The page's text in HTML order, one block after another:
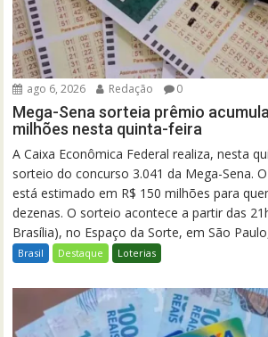
ago 6, 2026 Redação 0
Mega-Sena sorteia prêmio
milhões nesta quinta-feira
A Caixa Econômica Federal realiza, nesta
sorteio do concurso 3.041 da Mega-Sena.
está estimado em R$ 150 milhões para
dezenas. O sorteio acontece a partir das
Brasília), no Espaço da Sorte, em São
Brasil Destaque Loterias